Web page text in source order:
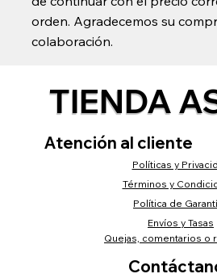
orden. Agradecemos su
colaboración.
TIENDA
Atención al cliente
Políticas y
Términos y
Envíos y Tasas
Política de
Quejas, comentarios o